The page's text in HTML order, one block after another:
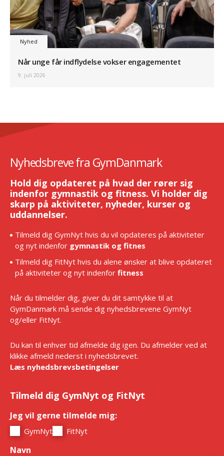
Nyhed
Når unge får indflydelse vokser engagementet
9. juli 2026
Nyhedsbreve fra GymDanmark
Hold dig opdateret på hvad der rører sig
indenfor gymnastik og fitness. Vi holder dig
skarp på aktiviteter, nyheder, kurser og
uddannelser.
Tilmeld dig GymNyt hvis du vil opdateres på aktiviteter
og nyt indenfor gymnastik og fitnes
Tilmeld dig FitNyt hvis du alene ønsker at blive opdateret
på aktiviteter og nyt indenfor fitness
Når du tilmelder dig, giver du dit samtykke til at
GymDanmark må sende dig nyhedsbrevene GymNyt
og/eller FitNyt.
Du kan til enhver tid afmelde dig igen. Du afmelder ved at
klikke afmeld nederst i nyhedsbrevet.
Læs nyhedsbrevsbetingelser
Tilmeld dig GymNyt og FitNyt
Jeg vil gerne tilmelde mig:
GymNyt FitNyt
Navn